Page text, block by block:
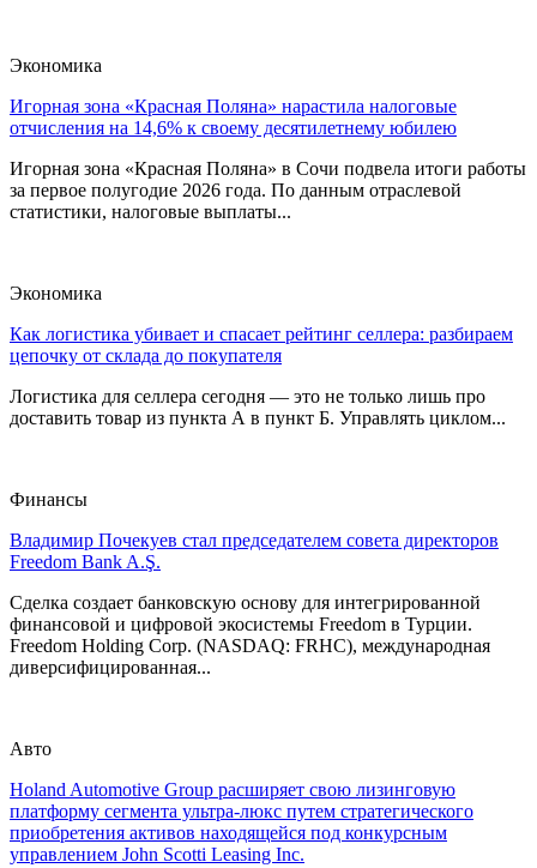
Экономика
Игорная зона «Красная Поляна» нарастила налоговые
отчисления на 14,6% к своему десятилетнему юбилею
Игорная зона «Красная Поляна» в Сочи подвела итоги работы
за первое полугодие 2026 года. По данным отраслевой
статистики, налоговые выплаты...
Экономика
Как логистика убивает и спасает рейтинг селлера: разбираем
цепочку от склада до покупателя
Логистика для селлера сегодня — это не только лишь про
доставить товар из пункта А в пункт Б. Управлять циклом...
Финансы
Владимир Почекуев стал председателем совета директоров
Freedom Bank A.Ş.
Сделка создает банковскую основу для интегрированной
финансовой и цифровой экосистемы Freedom в Турции.
Freedom Holding Corp. (NASDAQ: FRHC), международная
диверсифицированная...
Авто
Holand Automotive Group расширяет свою лизинговую
платформу сегмента ультра-люкс путем стратегического
приобретения активов находящейся под конкурсным
управлением John Scotti Leasing Inc.